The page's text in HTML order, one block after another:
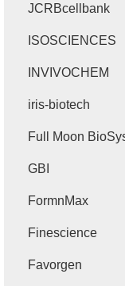
JCRBcellbank
ISOSCIENCES
INVIVOCHEM
iris-biotech
Full Moon
GBI
FormnMax
Finescience
Favorgen